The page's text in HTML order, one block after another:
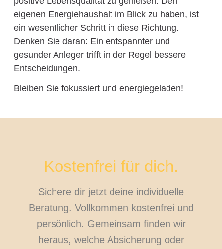
eigenen Energiehaushalt im Blick zu haben, ist
ein wesentlicher Schritt in diese Richtung.
Denken Sie daran: Ein entspannter und
gesunder Anleger trifft in der Regel bessere
Entscheidungen.
Bleiben Sie fokussiert und energiegeladen!
Kostenfrei für dich.
Sichere dir jetzt deine individuelle
Beratung. Vollkommen kostenfrei und
persönlich. Gemeinsam finden wir
heraus, welche Absicherung oder